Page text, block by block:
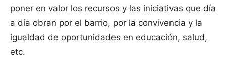
poner en valor los recursos y las iniciativas que día
a día obran por el barrio, por la convivencia y la
igualdad de oportunidades en educación, salud,
etc.